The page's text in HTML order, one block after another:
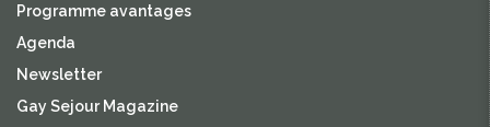
Programme avantages
Agenda
Newsletter
Gay Sejour Magazine